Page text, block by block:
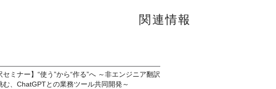
関連情報
セミナー】“使う”から“作る”へ ～非エンジニア翻訳
む、ChatGPTとの業務ツール共同開発～